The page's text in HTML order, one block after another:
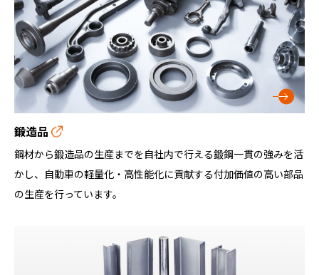
鍛造品
鋼材から鍛造品の生産までを自社内で行える鍛鋼一貫の強みを活
かし、自動車の軽量化・高性能化に貢献する付加価値の高い部品
の生産を行っています。